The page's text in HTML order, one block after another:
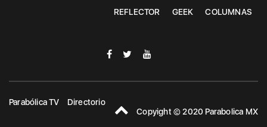
REFLECTOR GEEK COLUMNAS
Parabólica TV
Directorio
Copyight © 2020 Parabolica MX